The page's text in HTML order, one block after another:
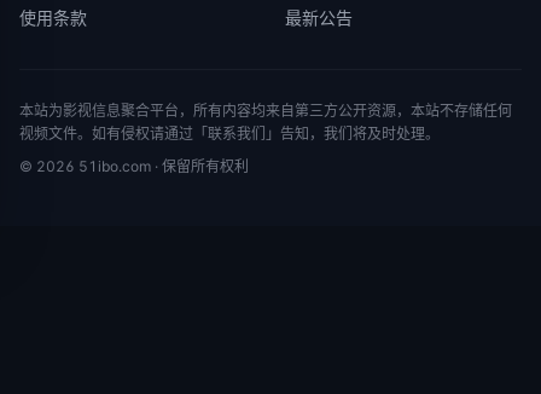
使用条款
最新公告
本站为影视信息聚合平台，所有内容均来自第三方公开资源，本站不存储任何
视频文件。如有侵权请通过「联系我们」告知，我们将及时处理。
© 2026 51ibo.com · 保留所有权利